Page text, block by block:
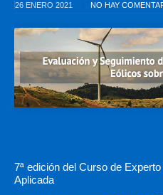
26 ENERO 2021 NO HAY
7ª edición del Curso de
Aplicada